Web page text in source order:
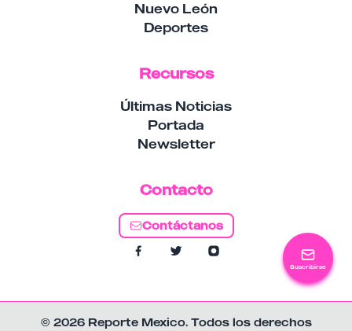
Suscribirse
Nuevo León
Deportes
Recursos
Últimas Noticias
Portada
Newsletter
Contacto
Contáctanos
© 2026 Reporte Mexico. Todos los derechos